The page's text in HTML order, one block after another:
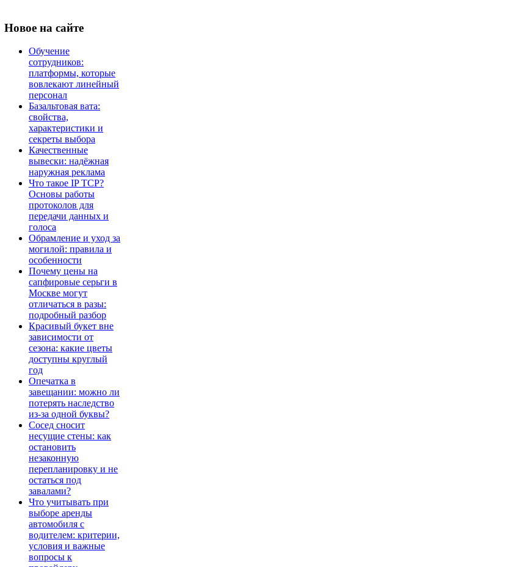
Новое на сайте
Обучение
сотрудников:
платформы, которые
вовлекают линейный
персонал
Базальтовая вата:
свойства,
характеристики и
секреты выбора
Качественные
вывески: надёжная
наружная реклама
Что такое IP TCP?
Основы работы
протоколов для
передачи данных и
голоса
Обрамление и уход за
могилой: правила и
особенности
Почему цены на
сапфировые серьги в
Москве могут
отличаться в разы:
подробный разбор
Красивый букет вне
зависимости от
сезона: какие цветы
доступны круглый
год
Опечатка в
завещании: можно ли
потерять наследство
из-за одной буквы?
Сосед сносит
несущие стены: как
остановить
незаконную
перепланировку и не
остаться под
завалами?
Что учитывать при
выборе аренды
автомобиля с
водителем: критерии,
условия и важные
вопросы к